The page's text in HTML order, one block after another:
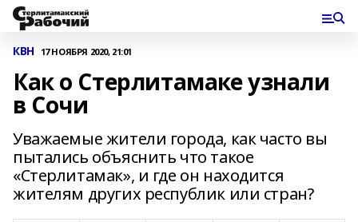
КВН 17 НОЯБРЯ 2020, 21:01
Как о Стерлитамаке узнали
в Сочи
Уважаемые жители города, как часто вы
пытались объяснить что такое
«Стерлитамак», и где он находится
жителям других республик или стран?